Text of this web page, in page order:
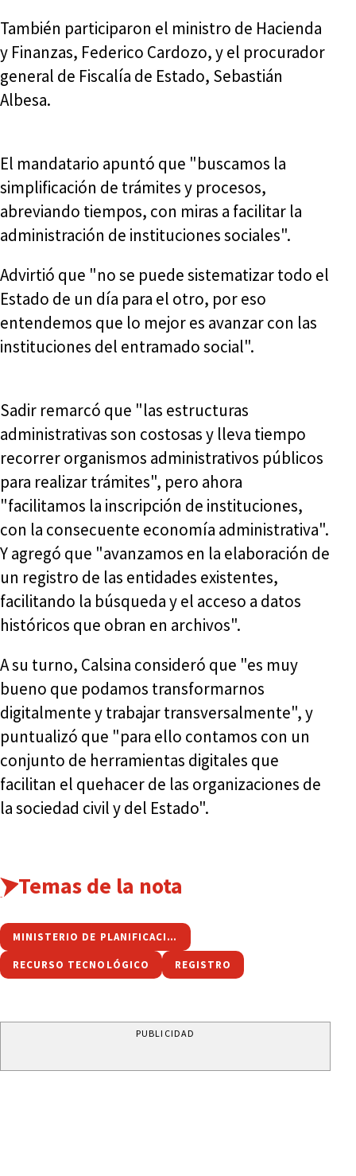
También participaron el ministro de Hacienda
y Finanzas, Federico Cardozo, y el procurador
general de Fiscalía de Estado, Sebastián
Albesa.
El mandatario apuntó que "buscamos la
simplificación de trámites y procesos,
abreviando tiempos, con miras a facilitar la
administración de instituciones sociales".
Advirtió que "no se puede sistematizar todo el
Estado de un día para el otro, por eso
entendemos que lo mejor es avanzar con las
instituciones del entramado social".
Sadir remarcó que "las estructuras
administrativas son costosas y lleva tiempo
recorrer organismos administrativos públicos
para realizar trámites", pero ahora
"facilitamos la inscripción de instituciones,
con la consecuente economía administrativa".
Y agregó que "avanzamos en la elaboración de
un registro de las entidades existentes,
facilitando la búsqueda y el acceso a datos
históricos que obran en archivos".
A su turno, Calsina consideró que "es muy
bueno que podamos transformarnos
digitalmente y trabajar transversalmente", y
puntualizó que "para ello contamos con un
conjunto de herramientas digitales que
facilitan el quehacer de las organizaciones de
la sociedad civil y del Estado".
Temas de la nota
MINISTERIO DE PLANIFICACIÓN ESTRATÉGICA Y MODERNIZACIÓN
RECURSO TECNOLÓGICO REGISTRO
PUBLICIDAD